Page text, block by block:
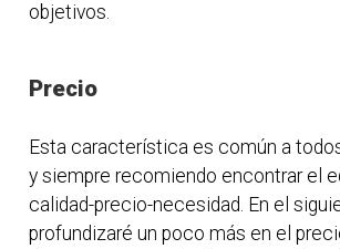
objetivos.
Precio
Esta característica es común a
y siempre recomiendo encontrar el
calidad-precio-necesidad. En el
profundizaré un poco más en el